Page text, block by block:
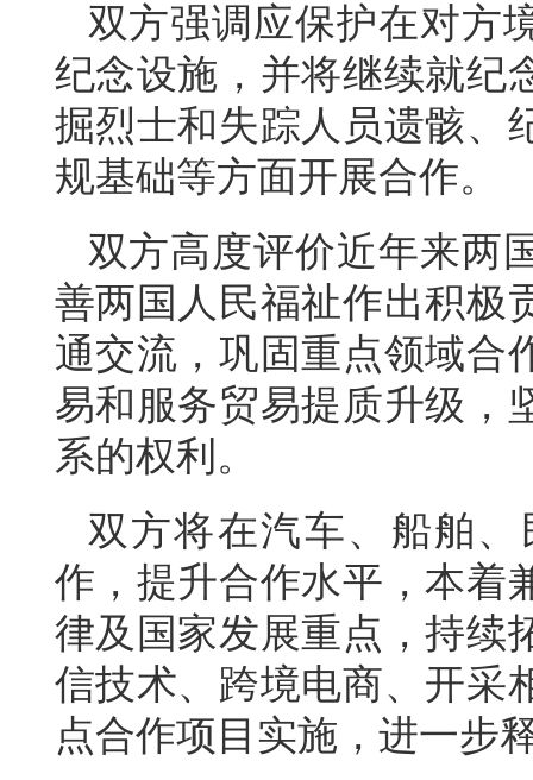
双方强调应保护在对方
纪念设施，并将继续就纪
掘烈士和失踪人员遗骸、
规基础等方面开展合作。
双方高度评价近年来两
善两国人民福祉作出积极
通交流，巩固重点领域合
易和服务贸易提质升级，
系的权利。
双方将在汽车、船舶
作，提升合作水平，本着
律及国家发展重点，持续
信技术、跨境电商、开采
点合作项目实施，进一步